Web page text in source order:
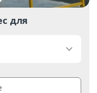
для